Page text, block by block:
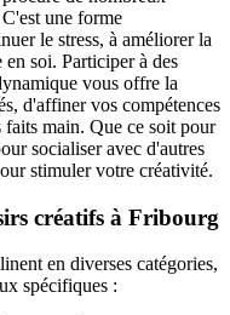
une forme
le stress, à améliorer la
soi. Participer à des
vous offre la
d'affiner vos compétences
faits main. Que ce soit pour
socialiser avec d'autres
stimuler votre créativité.
créatifs à Fribourg
en diverses catégories,
spécifiques :